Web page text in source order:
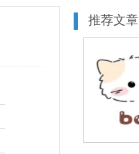
推荐文章